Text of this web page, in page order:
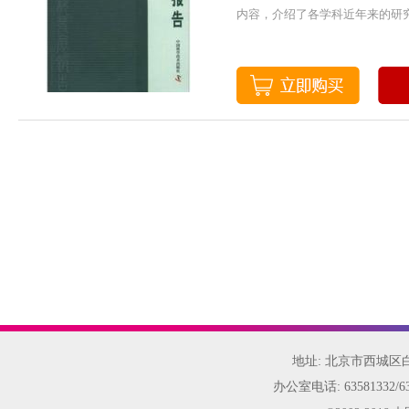
内容，介绍了各学科近年来的研
地址: 北京市西城区
办公室电话: 63581332/